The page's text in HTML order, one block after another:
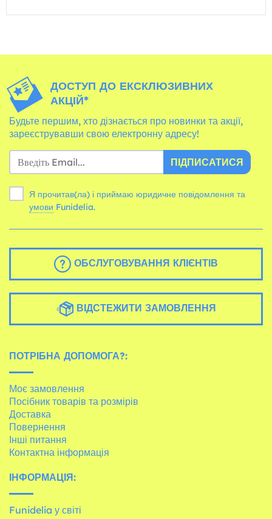
ДОСТУП ДО ЕКСКЛЮЗИВНИХ
АКЦІЙ*
Будьте першим, хто дізнається про новинки та акції,
зареєструвавши свою електронну адресу!
ПІДПИСАТИСЯ
Я прочитав(ла) і приймаю юридичне повідомлення та
умови Funidelia.
ОБСЛУГОВУВАННЯ КЛІЄНТІВ
ВІДСТЕЖИТИ ЗАМОВЛЕННЯ
ПОТРІБНА ДОПОМОГА?:
Моє замовлення
Посібник товарів та розмірів
Доставка
Повернення
Інші питання
Контактна інформація
ІНФОРМАЦІЯ:
Funidelia у світі